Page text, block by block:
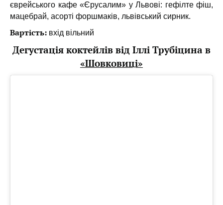
єврейського кафе «Єрусалим» у Львові: гефілте фіш,
мацебрай, асорті форшмаків, львівський сирник.
Вартість: вхід вільний
Дегустація коктейлів від Іллі Трубіцина в
«Шовковиці»